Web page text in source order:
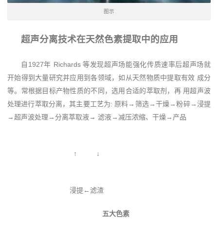
图示
超声分离技术在天然色素提取中的应用
自1927年 Richards 等发现超声场能强化传质速率后超声场就
开始得到大量研究并应用到各领域，如从天然物质中提取有效 成分
等。常根据目标产物性质的不同，选用合适的萃取剂，再 用超声波
处理进行萃取分离，其主要工艺为: 原料→筛选→干燥→粉碎→浸提
→超声波处理→分离萃取液→ 滤液→减压浓缩、干燥→产品
↑ ↓
浸提←滤渣
五大色素